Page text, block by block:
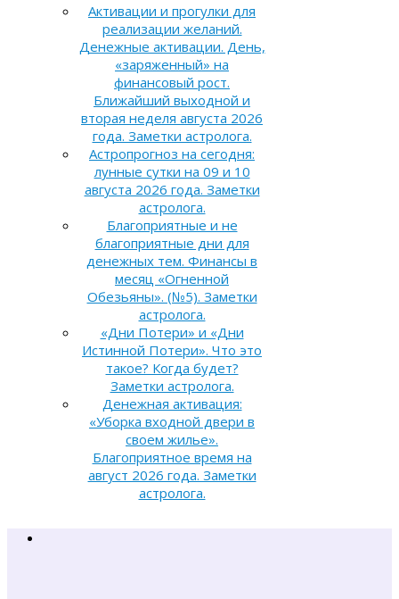
Активации и прогулки для
реализации желаний.
Денежные активации. День,
«заряженный» на
финансовый рост.
Ближайший выходной и
вторая неделя августа 2026
года. Заметки астролога.
Астропрогноз на сегодня:
лунные сутки на 09 и 10
августа 2026 года. Заметки
астролога.
Благоприятные и не
благоприятные дни для
денежных тем. Финансы в
месяц «Огненной
Обезьяны». (№5). Заметки
астролога.
«Дни Потери» и «Дни
Истинной Потери». Что это
такое? Когда будет?
Заметки астролога.
Денежная активация:
«Уборка входной двери в
своем жилье».
Благоприятное время на
август 2026 года. Заметки
астролога.